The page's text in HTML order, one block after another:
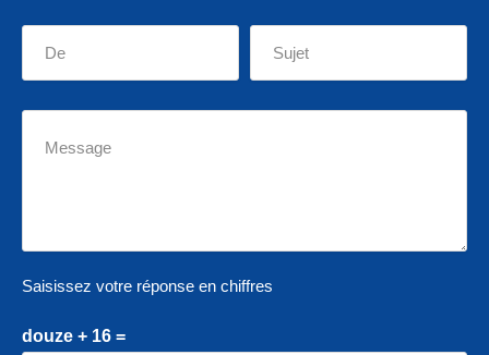
Saisissez votre réponse en chiffres
douze + 16 =